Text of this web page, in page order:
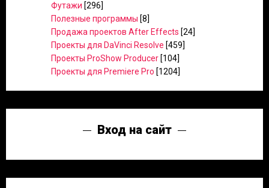
Футажи [296]
Полезные программы [8]
Продажа проектов After Effects [24]
Проекты для DaVinci Resolve [459]
Проекты ProShow Producer [104]
Проекты для Premiere Pro [1204]
Вход на сайт